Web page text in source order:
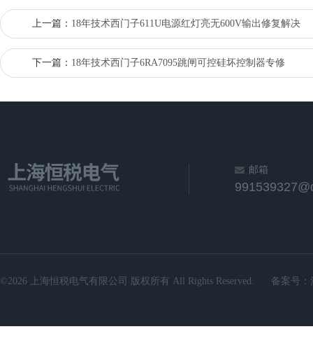
上一篇： 18年技术西门子611U电源红灯亮无600V输出修复解决
下一篇： 18年技术西门子6RA7095跳闸可控硅坏控制器专修
邮箱
©2026 上海恒税电气有限公司 版权所有 All Rights Reserved. 备案号：